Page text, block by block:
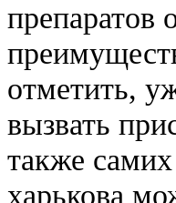
препаратов
отметить,
вызвать
также
харькова